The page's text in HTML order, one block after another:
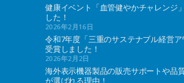
健康イベント「血管健やかチャレンジ
した！
2026年2月16日
令和7年度「三重のサステナブル経営
受賞しました！
2026年2月2日
海外表示機器製品の販売サポートや品
が選ばれる理由！